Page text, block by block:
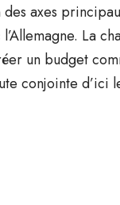
des axes
La
un budget
conjointe d’ici